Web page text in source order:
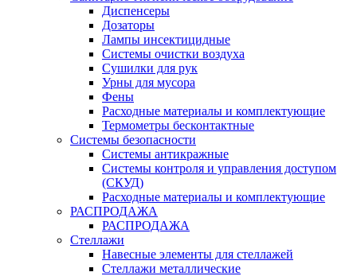
Диспенсеры
Дозаторы
Лампы инсектицидные
Системы очистки воздуха
Сушилки для рук
Урны для мусора
Фены
Расходные материалы и комплектующие
Термометры бесконтактные
Системы безопасности
Системы антикражные
Системы контроля и управления доступом
(СКУД)
Расходные материалы и комплектующие
РАСПРОДАЖА
РАСПРОДАЖА
Стеллажи
Навесные элементы для стеллажей
Стеллажи металлические